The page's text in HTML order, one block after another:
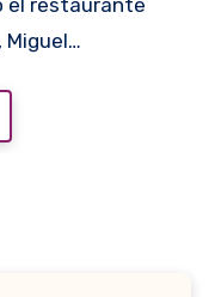
el restaurante
Miguel…